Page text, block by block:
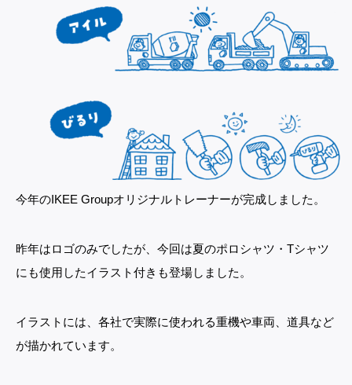
今年のIKEE Groupオリジナルトレーナーが完成しました。
昨年はロゴのみでしたが、今回は夏のポロシャツ・Tシャツ
にも使用したイラスト付きも登場しました。
イラストには、各社で実際に使われる重機や車両、道具など
が描かれています。